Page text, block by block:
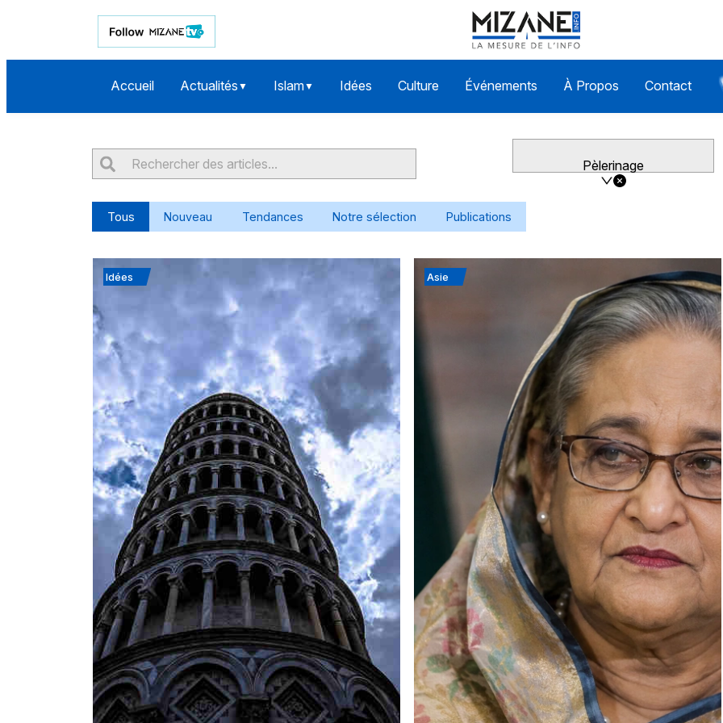
Accueil Actualités ▼ Islam▼ Idées Culture Événements À Propos Contact
Pèlerinage
Tous Nouveau Tendances Notre sélection Publications
Idées Asie